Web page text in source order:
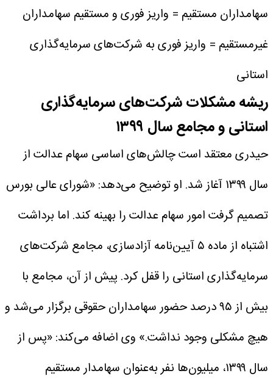
سهامداران مستقیم = واریز فوری و مستقیم سهامداران
غیرمستقیم = واریز فوری به شرکت‌های سرمایه‌گذاری
استانی
ریشه مشکلات شرکت‌های سرمایه‌گذاری
استانی و مجامع سال ۱۳۹۹
حیدری معتقد است چالش‌های اساسی سهام عدالت از
سال ۱۳۹۹ آغاز شد. او توضیح می‌دهد: «شورای عالی بورس
تصمیم گرفت امور سهام عدالت را بهینه کند. اما برداشت
اشتباه از ماده ۵ آیین‌نامه آزادسازی، مجامع شرکت‌های
سرمایه‌گذاری استانی را قفل کرد. پیش از آن، مجامع با
بیش از ۹۵ درصد حضور سهامداران حقوقی برگزار می‌شد و
هیچ مشکلی وجود نداشت.» وی اضافه می‌کند: «پس از
سال ۱۳۹۹، میلیون‌ها نفر به‌عنوان سهامدار مستقیم